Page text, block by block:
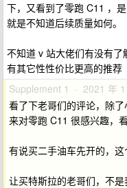
下，又看到了零跑 C11 ，
就是不知道后续质量如何。
不知道 v 站大佬们有没有
有其它性性价比更高的推荐
Supplement 1 · 2021 年
看了下老哥们的评论，除
来对零跑 C11 很感兴趣，
有说买二手油车先开的，这
让买特斯拉的老哥们，不